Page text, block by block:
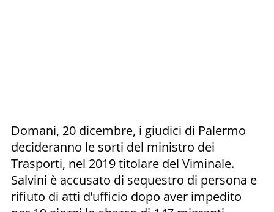
Domani, 20 dicembre, i giudici di Palermo
decideranno le sorti del ministro dei
Trasporti, nel 2019 titolare del Viminale.
Salvini è accusato di sequestro di persona e
rifiuto di atti d’ufficio dopo aver impedito